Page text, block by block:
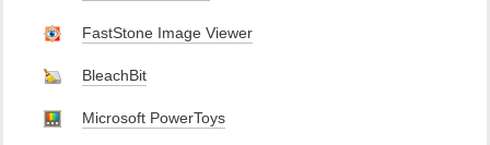
FastStone Image Viewer
BleachBit
Microsoft PowerToys